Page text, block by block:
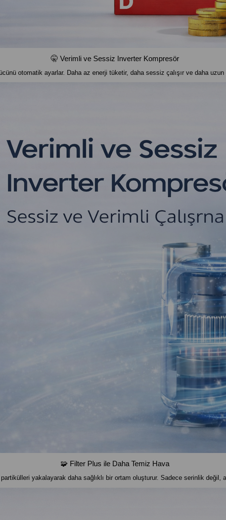
🤫 Verimli ve Sessiz Inverter Kompresör
otomatik ayarlar. Daha az enerji tüketir, daha sessiz çalışır ve daha uzun
🧩 Filter Plus ile Daha Temiz Hava
yakalayarak daha sağlıklı bir ortam oluşturur. Sadece serinlik değil,